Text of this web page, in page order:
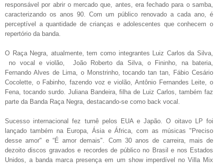
responsável por abrir o mercado que, antes, era fechado para o samba,
caracterizando os anos 90. Com um público renovado a cada ano, é
perceptível a quantidade de crianças e adolescentes que conhecem o
repertório da banda.
O Raça Negra, atualmente, tem como integrantes Luiz Carlos da Silva,
no vocal e violão, João Roberto da Silva, o Fininho, na bateria,
Fernando Alves de Lima, o Monstrinho, tocando tan tan, Fábio Cesário
Cocolette, o Fabinho, fazendo voz e violão, Antônio Fernandes Leite, o
Fena, tocando surdo. Juliana Bandeira, filha de Luiz Carlos, também faz
parte da Banda Raça Negra, destacando-se como back vocal.
Sucesso internacional fez turnê pelos EUA e Japão. O oitavo LP foi
lançado também na Europa, Ásia e África, com as músicas "Preciso
desse amor" e “É amor demais". Com 30 anos de carreira, mais de
dezoito discos gravados e recordes de público no Brasil e nos Estados
Unidos, a banda marca presença em um show imperdível no Villa Mix